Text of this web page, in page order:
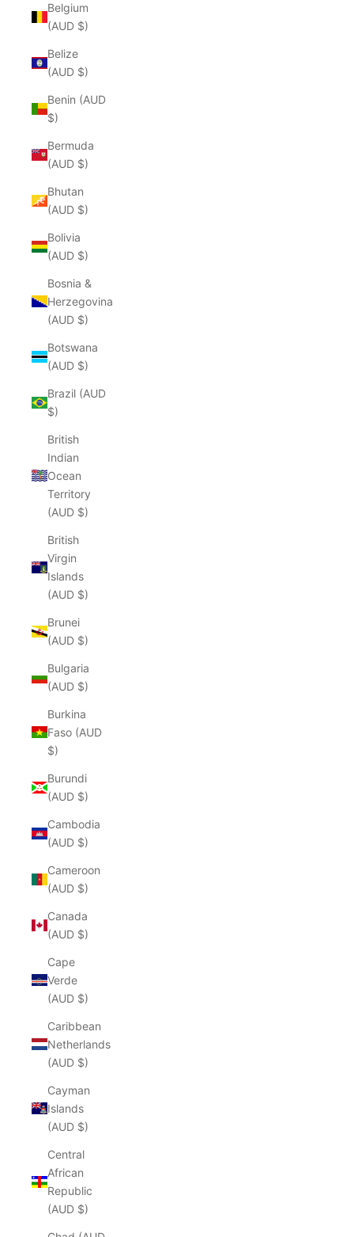
Belgium
(AUD $)
Belize
(AUD $)
Benin (AUD
$)
Bermuda
(AUD $)
Bhutan
(AUD $)
Bolivia
(AUD $)
Bosnia &
Herzegovina
(AUD $)
Botswana
(AUD $)
Brazil (AUD
$)
British
Indian
Ocean
Territory
(AUD $)
British
Virgin
Islands
(AUD $)
Brunei
(AUD $)
Bulgaria
(AUD $)
Burkina
Faso (AUD
$)
Burundi
(AUD $)
Cambodia
(AUD $)
Cameroon
(AUD $)
Canada
(AUD $)
Cape
Verde
(AUD $)
Caribbean
Netherlands
(AUD $)
Cayman
Islands
(AUD $)
Central
African
Republic
(AUD $)